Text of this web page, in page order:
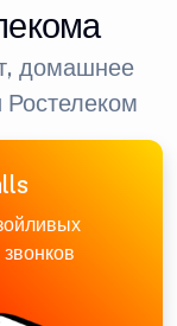
домашнее
Ростелеком